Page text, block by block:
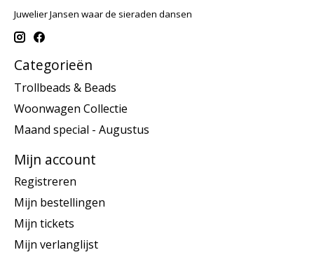
Juwelier Jansen waar de sieraden dansen
Categorieën
Trollbeads & Beads
Woonwagen Collectie
Maand special - Augustus
Mijn account
Registreren
Mijn bestellingen
Mijn tickets
Mijn verlanglijst